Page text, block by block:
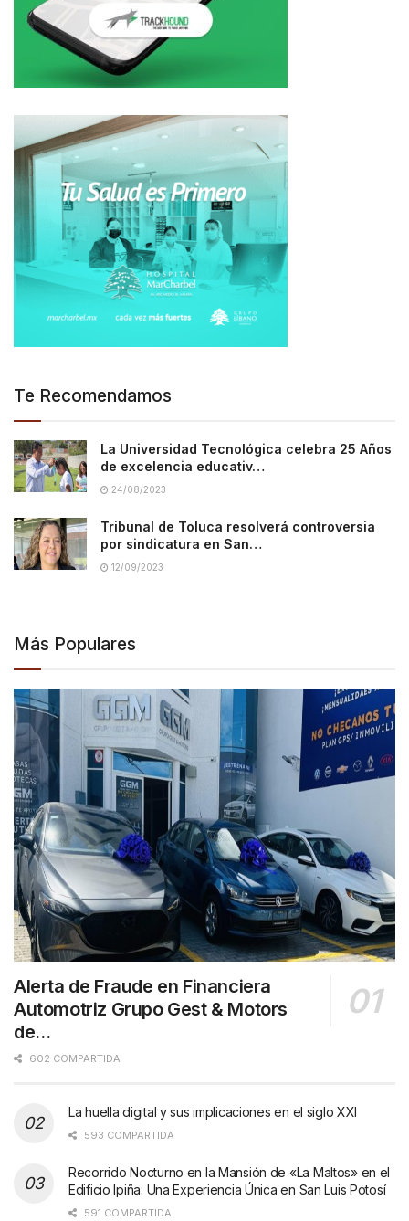
Te Recomendamos
La Universidad Tecnológica celebra 25 Años
de excelencia educativ…
24/08/2023
Tribunal de Toluca resolverá controversia
por sindicatura en San…
12/09/2023
Más Populares
Alerta de Fraude en Financiera
Automotriz Grupo Gest & Motors
de…
602 COMPARTIDA
La huella digital y sus implicaciones en el siglo XXI
593 COMPARTIDA
Recorrido Nocturno en la Mansión de «La Maltos» en el
Edificio Ipiña: Una Experiencia Única en San Luis Potosí
591 COMPARTIDA